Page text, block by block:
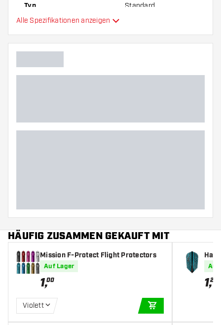
Typ Standard
Hauptfarbe
Alle Spezifikationen anzeigen
HÄUFIG ZUSAMMEN GEKAUFT MIT
Mission F-Protect Flight Protectors
Auf Lager
1,00
Violett
Auf
1,20